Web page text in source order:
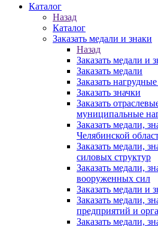
Каталог
Назад
Каталог
Заказать медали и знаки
Назад
Заказать медали и
Заказать медали
Заказать
Заказать значки
Заказать
муниципальные
Заказать медали,
Челябинской
Заказать медали,
силовых структур
Заказать медали,
вооруженных сил
Заказать медали и
Заказать медали,
предприятий и
Заказать медали,